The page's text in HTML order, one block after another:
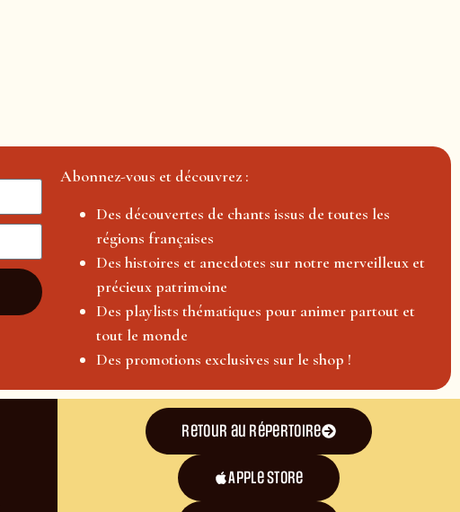
Abonnez-vous et découvrez :
Des découvertes de chants issus de toutes les
régions françaises
Des histoires et anecdotes sur notre merveilleux et
précieux patrimoine
Des playlists thématiques pour animer partout et
tout le monde
Des promotions exclusives sur le shop !
Retour au répertoire
Apple Store